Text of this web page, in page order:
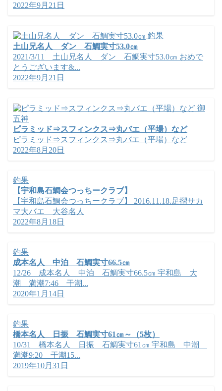
2022年9月21日
釣果
土山兄名人 ダン 石鯛実寸53.0㎝
2021/3/11 土山兄名人 ダン 石鯛実寸53.0㎝ おめで
とうございます&...
2022年9月21日
御
五神
ピラミッド⇒スフィンクス⇒丸バエ（平場）など
ピラミッド⇒スフィンクス⇒丸バエ（平場）など
2022年8月20日
釣果
【宇和島石鯛会つっちークラブ】
【宇和島石鯛会つっちークラブ】 2016.11.18.足摺サカ
マ大バエ 大谷名人
2022年8月18日
釣果
成本名人 中泊 石鯛実寸66.5㎝
12/26 成本名人 中泊 石鯛実寸66.5㎝ 宇和島 大
潮 満潮7:46 干潮...
2020年1月14日
釣果
橋本名人 日振 石鯛実寸61㎝～（5枚）
10/31 橋本名人 日振 石鯛実寸61㎝ 宇和島 中潮
満潮9:20 干潮15...
2019年10月31日